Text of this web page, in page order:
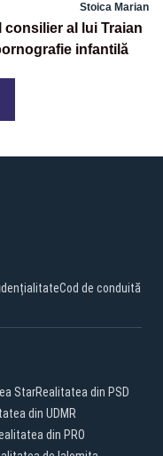
Stoica Marian
al lui Traian
infantilă
Cod de conduită
StarRealitatea din PSD
din UDMR
din PRO